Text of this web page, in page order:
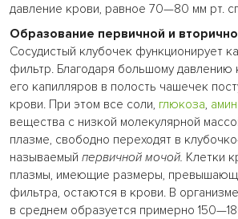
давление крови, равное 70—80 мм рт.
Образование первичной и
Сосудистый клубочек функционирует
фильтр. Благодаря большому давлению
его капилляров в полость чашечек
крови. При этом все соли, глюкоза,
вещества с низкой молекулярной
плазме, свободно переходят в
называемый первичной мочой. Клетки
плазмы, имеющие размеры,
фильтра, остаются в крови. В
в среднем образуется примерно